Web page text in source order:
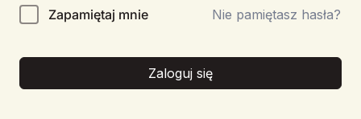
Zapamiętaj mnie Nie pamiętasz hasła?
Zaloguj się